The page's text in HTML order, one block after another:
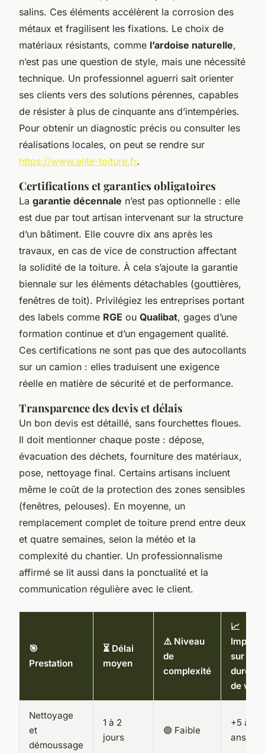
salins. Ces éléments accélèrent la corrosion des
métaux et fragilisent les fixations. Le choix de
matériaux résistants, comme l’ardoise naturelle,
n’est pas une question de style, mais une nécessité
technique. Un professionnel aguerri sait orienter
ses clients vers des solutions pérennes, capables
de résister à plus de cinquante ans d’intempéries.
Pour obtenir un diagnostic précis ou consulter les
réalisations locales, on peut se rendre sur
https://www.elite-toiture.fr.
Certifications et garanties obligatoires
La garantie décennale n’est pas optionnelle : elle
est due par tout artisan intervenant sur la structure
d’un bâtiment. Elle couvre dix ans après les
travaux, en cas de vice de construction affectant
la solidité de la toiture. À cela s’ajoute la garantie
biennale sur les éléments détachables (gouttières,
fenêtres de toit). Privilégiez les entreprises portant
des labels comme RGE ou Qualibat, gages d’une
formation continue et d’un engagement qualité.
Ces certifications ne sont pas que des autocollants
sur un camion : elles traduisent une exigence
réelle en matière de sécurité et de performance.
Transparence des devis et délais
Un bon devis est détaillé, sans fourchettes floues.
Il doit mentionner chaque poste : dépose,
évacuation des déchets, fourniture des matériaux,
pose, nettoyage final. Certains artisans incluent
même le coût de la protection des zones sensibles
(fenêtres, pelouses). En moyenne, un
remplacement complet de toiture prend entre deux
et quatre semaines, selon la météo et la
complexité du chantier. Un professionnalisme
affirmé se lit aussi dans la ponctualité et la
communication régulière avec le client.
🎯
Prestation
⏳ Délai
moyen
⚠️ Niveau
de
complexité
📈
Impact
sur la
durée
de vie
Nettoyage
et
démoussage
1 à 2
jours
🟢 Faible
+5 à 7
ans